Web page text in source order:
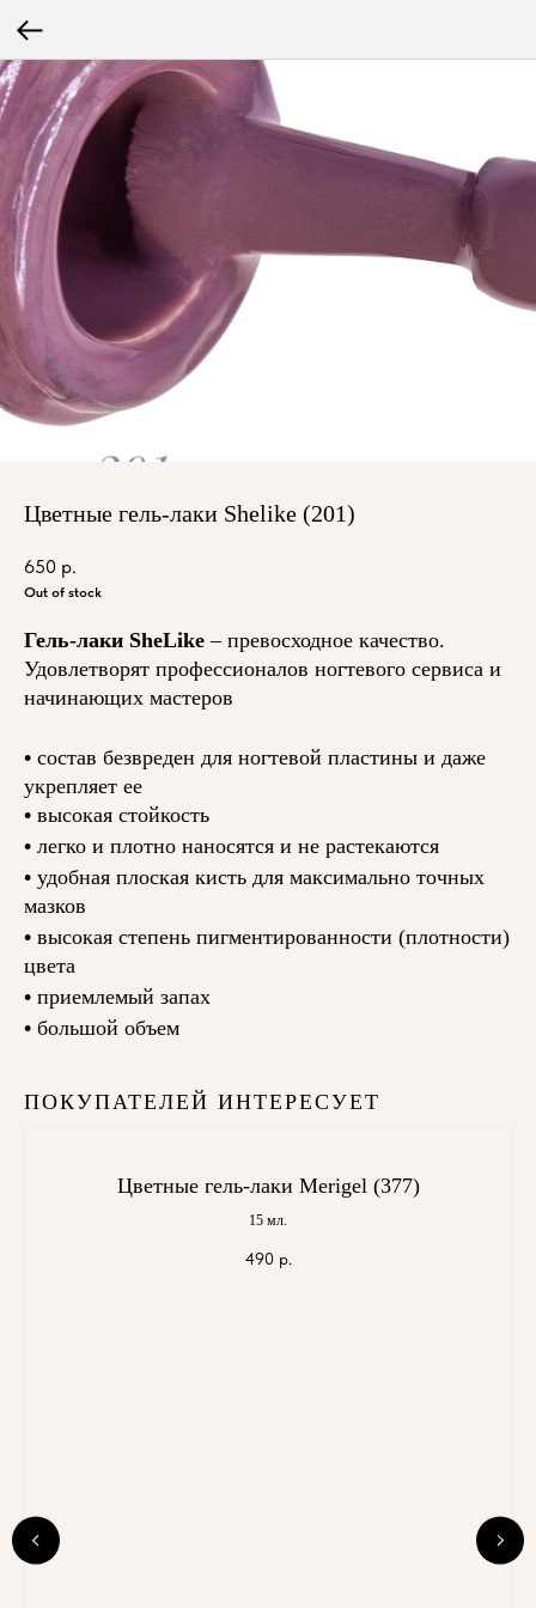
Цветные гель-лаки Shelike (201)
650 р.
Out of stock
Гель-лаки SheLike – превосходное качество.
Удовлетворят профессионалов ногтевого сервиса и
начинающих мастеров
• состав безвреден для ногтевой пластины и даже
укрепляет ее
• высокая стойкость
• легко и плотно наносятся и не растекаются
• удобная плоская кисть для максимально точных
мазков
• высокая степень пигментированности (плотности)
цвета
• приемлемый запах
• большой объем
ПОКУПАТЕЛЕЙ ИНТЕРЕСУЕТ
Цветные гель-лаки Merigel (377)
15 мл.
490 р.